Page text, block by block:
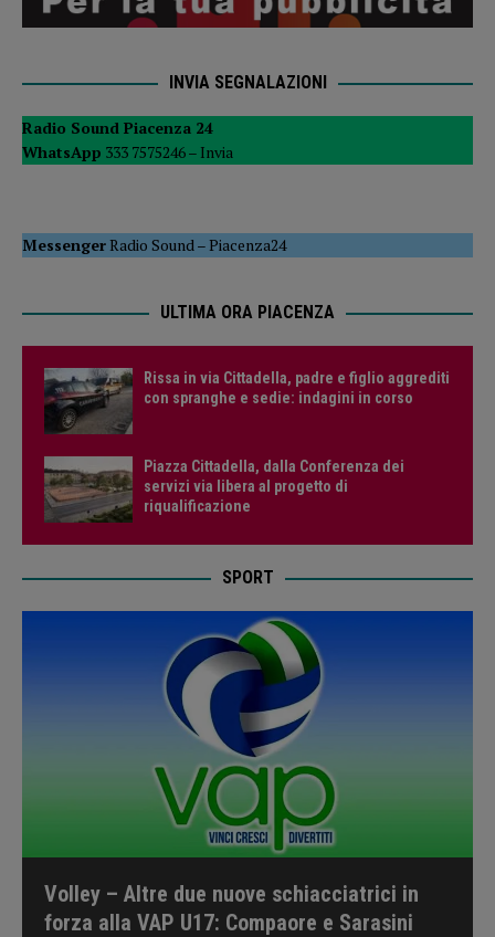
INVIA SEGNALAZIONI
Radio Sound Piacenza 24
WhatsApp 333 7575246 – Invia
MessengerRadio Sound –Piacenza24
ULTIMA ORA PIACENZA
Rissa in via Cittadella, padre e figlio aggrediti
con spranghe e sedie: indagini in corso
Piazza Cittadella, dalla Conferenza dei
servizi via libera al progetto di
riqualificazione
SPORT
Volley – Altre due nuove schiacciatrici in
forza alla VAP U17: Compaore e Sarasini